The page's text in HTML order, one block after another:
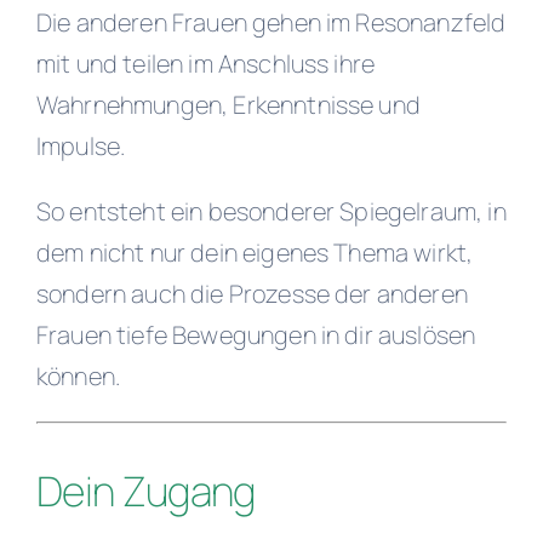
Die anderen Frauen gehen im Resonanzfeld
mit und teilen im Anschluss ihre
Wahrnehmungen, Erkenntnisse und
Impulse.
So entsteht ein besonderer Spiegelraum, in
dem nicht nur dein eigenes Thema wirkt,
sondern auch die Prozesse der anderen
Frauen tiefe Bewegungen in dir auslösen
können.
Dein Zugang